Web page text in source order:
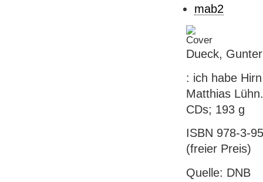
mab2
Dueck,
: ich habe
Matthias
CDs; 193 g
ISBN 978-3-
(freier Preis)
Quelle: DNB